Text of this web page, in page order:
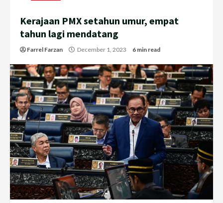
Kerajaan PMX setahun umur, empat
tahun lagi mendatang
Farrel Farzan December 1, 2023 6 min read